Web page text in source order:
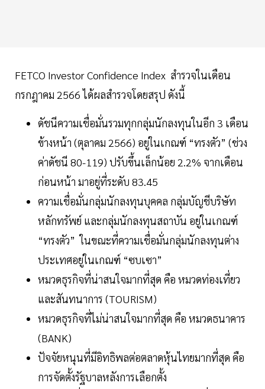
FETCO Investor Confidence Index สำรวจในเดือน
กรกฎาคม 2566 ได้ผลสำรวจโดยสรุป ดังนี้
ดัชนีความเชื่อมั่นรวมทุกกลุ่มนักลงทุนในอีก 3 เดือน
ข้างหน้า (ตุลาคม 2566) อยู่ในเกณฑ์ “ทรงตัว” (ช่วง
ค่าดัชนี 80-119) ปรับขึ้นเล็กน้อย 2.2% จากเดือน
ก่อนหน้า มาอยู่ที่ระดับ 83.45
ความเชื่อมั่นกลุ่มนักลงทุนบุคคล กลุ่มบัญชีบริษัท
หลักทรัพย์ และกลุ่มนักลงทุนสถาบัน อยู่ในเกณฑ์
“ทรงตัว” ในขณะที่ความเชื่อมั่นกลุ่มนักลงทุนต่าง
ประเทศอยู่ในเกณฑ์ “ซบเซา”
หมวดธุรกิจที่น่าสนใจมากที่สุด คือ หมวดท่องเที่ยว
และสันทนาการ (TOURISM)
หมวดธุรกิจที่ไม่น่าสนใจมากที่สุด คือ หมวดธนาคาร
(BANK)
ปัจจัยหนุนที่มีอิทธิพลต่อตลาดหุ้นไทยมากที่สุด คือ
การจัดตั้งรัฐบาลหลังการเลือกตั้ง